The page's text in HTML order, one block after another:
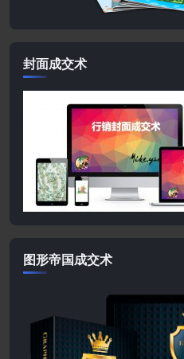
封面成交术
图形帝国成交术